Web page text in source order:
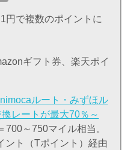
円で複数のポイントに
ギフト券、楽天ポイ
nimocaルート・みずほル
レートが最大70％～
700～750マイル相当。
ント（Tポイント）経由